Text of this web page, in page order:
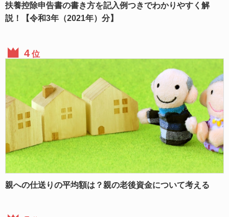
扶養控除申告書の書き方を記入例つきでわかりやすく解
説！【令和3年（2021年）分】
位
親への仕送りの平均額は？親の老後資金について考える